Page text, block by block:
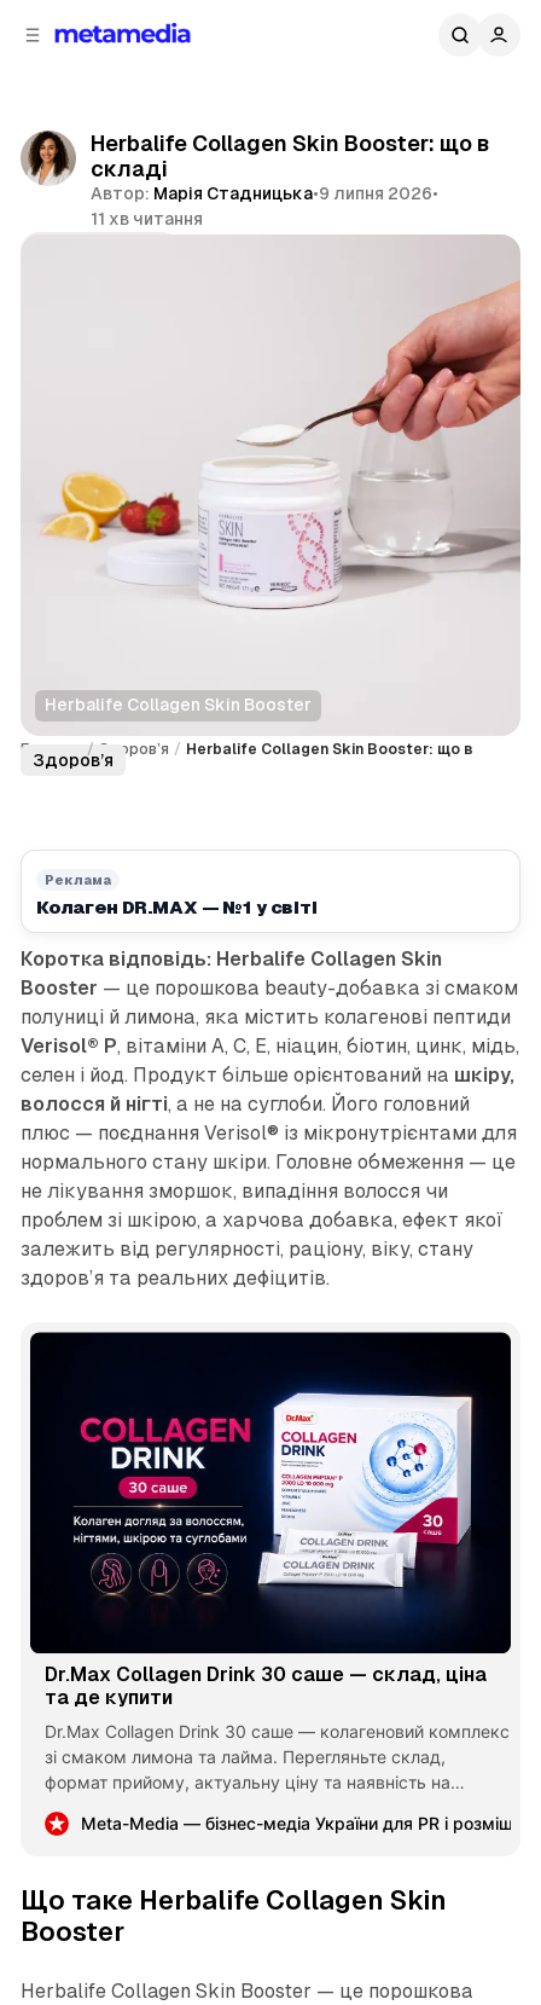
Herbalife Collagen Skin Booster: що в
складі
Автор: Марія Стадницька•9 липня 2026•
11 хв читання
Herbalife Collagen Skin Booster
Головна / Здоров’я / Herbalife Collagen Skin Booster: що в
складі
Реклама
Колаген DR.MAX — №1 у світі
Здоров’я
Коротка відповідь: Herbalife Collagen Skin
Booster — це порошкова beauty-добавка зі смаком
полуниці й лимона, яка містить колагенові пептиди
Verisol® P, вітаміни A, C, E, ніацин, біотин, цинк, мідь,
селен і йод. Продукт більше орієнтований на шкіру,
волосся й нігті, а не на суглоби. Його головний
плюс — поєднання Verisol® із мікронутрієнтами для
нормального стану шкіри. Головне обмеження — це
не лікування зморшок, випадіння волосся чи
проблем зі шкірою, а харчова добавка, ефект якої
залежить від регулярності, раціону, віку, стану
здоров’я та реальних дефіцитів.
Dr.Max Collagen Drink 30 саше — склад, ціна
та де купити
Dr.Max Collagen Drink 30 саше — колагеновий комплекс
зі смаком лимона та лайма. Перегляньте склад,
формат прийому, актуальну ціну та наявність на
Marimarty.
Meta-Media — бізнес-медіа України для PR і
Що таке Herbalife Collagen Skin
Booster
Herbalife Collagen Skin Booster — це порошкова